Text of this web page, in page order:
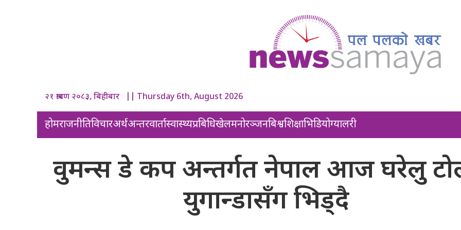
२१ श्रावण २०८३, बिहीबार || Thursday 6th, August 2026
होमराजनीतिविचारअर्थअन्तरवार्तास्वास्थ्यप्रबिधिखेलमनोरञ्जनबिश्वशिक्षाभिडियोग्यालरी
वुमन्स डे कप अन्तर्गत नेपाल आज घरेलु
युगान्डासँग भिड्दै